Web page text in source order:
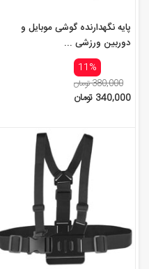
پایه نگهدارنده گوشی موبایل و
دوربین ورزشی ...
11%
380,000 تومان
340,000 تومان